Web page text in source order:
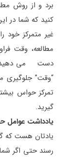
برد و از روش
کنید که شما در
غیر متمرکز
مطالعه، وقت
دست می دهید.
“وقت”
تمرکز حواس
گیرید.
یادداشت عوامل
یادتان هست که
رسند حتی اگر